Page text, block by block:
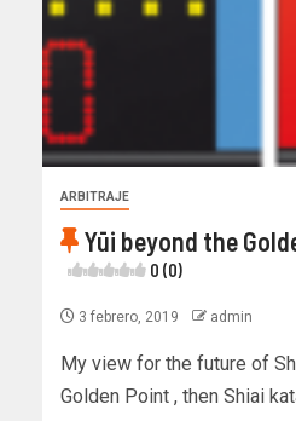
ARBITRAJE
Yūi beyond the
0 (0)
3 febrero, 2019 admin
My view for the future of
Golden Point , then Shiai